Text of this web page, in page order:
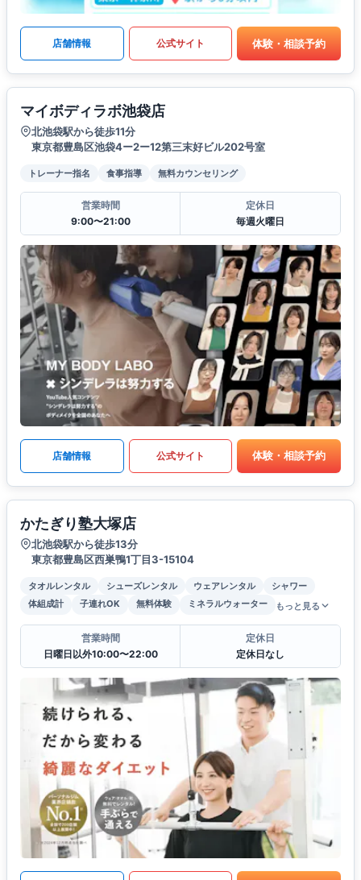
店舗情報 公式サイト 体験・相談予約
マイボディラボ池袋店
北池袋駅から徒歩11分
東京都豊島区池袋4ー2ー12第三末好ビル202号室
トレーナー指名 食事指導 無料カウンセリング
営業時間
9:00〜21:00
定休日
毎週火曜日
店舗情報 公式サイト 体験・相談予約
かたぎり塾大塚店
北池袋駅から徒歩13分
東京都豊島区西巣鴨1丁目3-15104
タオルレンタル シューズレンタル ウェアレンタル
シャワー
体組成計
子連れOK 無料体験 ミネラルウォーター もっと見る
営業時間
日曜日以外10:00〜22:00
定休日
定休日なし